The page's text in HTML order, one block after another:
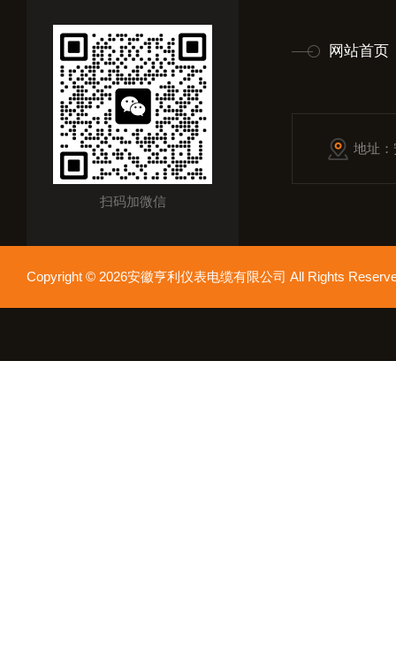
扫码加微信
网站首页
地址
Copyright © 2026安徽亨利仪表电缆有限公司 All Rights